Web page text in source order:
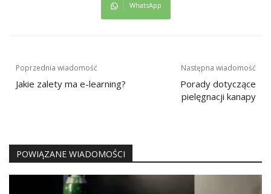
WhatsApp
Nawigacja
wpisu
Poprzednia wiadomość
Jakie zalety ma e-learning?
Następna wiadomość
Porady dotyczące
pielęgnacji kanapy
POWIĄZANE WIADOMOŚCI